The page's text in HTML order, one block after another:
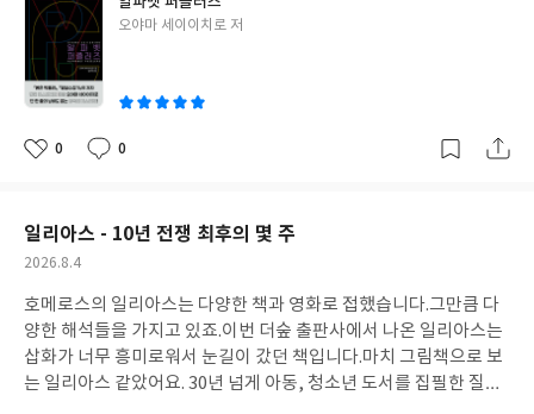
글
오야마 세이이치로 저
좋
0
댓
0
작
일리아스 - 10년 전쟁 최후의 몇 주
작
일
2026.8.4
호메로스의 일리아스는 다양한 책과 영화로 접했습니다.그만큼 다
양한 해석들을 가지고 있죠.이번 더숲 출판사에서 나온 일리아스는
삽화가 너무 흥미로워서 눈길이 갔던 책입니다.마치 그림책으로 보
는 일리아스 같았어요. 30년 넘게 아동, 청소년 도서를 집필한 질리